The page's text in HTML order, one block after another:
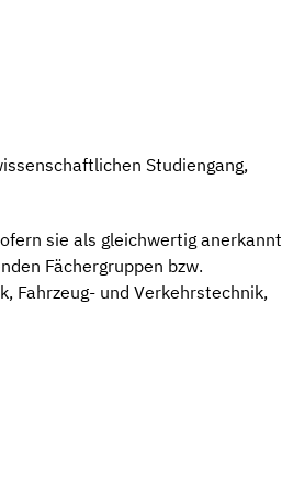
Studiengang,
sie als gleichwertig anerkannt
Fächergruppen bzw.
Fahrzeug- und Verkehrstechnik,